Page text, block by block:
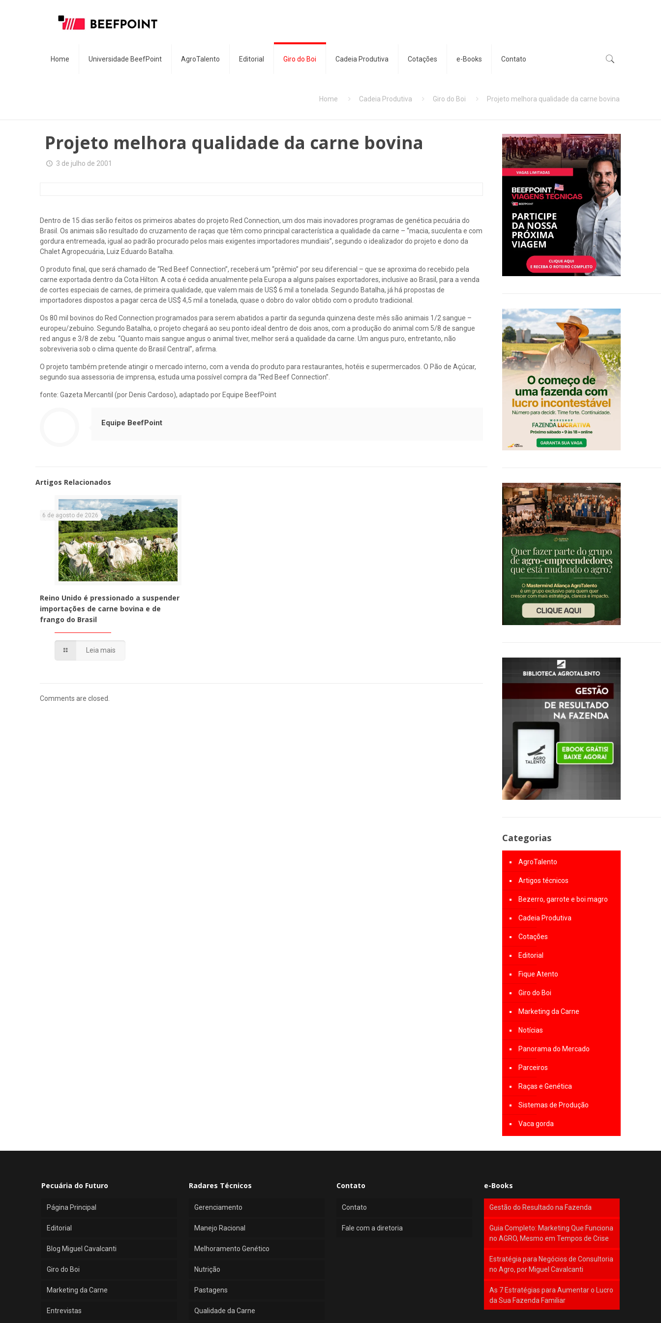
Home Universidade BeefPoint AgroTalento Editorial Giro do Boi Cadeia Produtiva Cotações e-Books Contato
Home Cadeia Produtiva Giro do Boi Projeto melhora qualidade da carne bovina
Projeto melhora qualidade da carne bovina
3 de julho de 2001
Dentro de 15 dias serão feitos os primeiros abates do projeto Red Connection, um dos mais inovadores programas de genética pecuária do
Brasil. Os animais são resultado do cruzamento de raças que têm como principal característica a qualidade da carne – “macia, suculenta e com
gordura entremeada, igual ao padrão procurado pelos mais exigentes importadores mundiais”, segundo o idealizador do projeto e dono da
Chalet Agropecuária, Luiz Eduardo Batalha.
O produto final, que será chamado de “Red Beef Connection”, receberá um “prêmio” por seu diferencial – que se aproxima do recebido pela
carne exportada dentro da Cota Hilton. A cota é cedida anualmente pela Europa a alguns países exportadores, inclusive ao Brasil, para a venda
de cortes especiais de carnes, de primeira qualidade, que valem mais de US$ 6 mil a tonelada. Segundo Batalha, já há propostas de
importadores dispostos a pagar cerca de US$ 4,5 mil a tonelada, quase o dobro do valor obtido com o produto tradicional.
Os 80 mil bovinos do Red Connection programados para serem abatidos a partir da segunda quinzena deste mês são animais 1/2 sangue –
europeu/zebuíno. Segundo Batalha, o projeto chegará ao seu ponto ideal dentro de dois anos, com a produção do animal com 5/8 de sangue
red angus e 3/8 de zebu. “Quanto mais sangue angus o animal tiver, melhor será a qualidade da carne. Um angus puro, entretanto, não
sobreviveria sob o clima quente do Brasil Central”, afirma.
O projeto também pretende atingir o mercado interno, com a venda do produto para restaurantes, hotéis e supermercados. O Pão de Açúcar,
segundo sua assessoria de imprensa, estuda uma possível compra da “Red Beef Connection”.
fonte: Gazeta Mercantil (por Denis Cardoso), adaptado por Equipe BeefPoint
Equipe BeefPoint
Artigos Relacionados
6 de agosto de 2026
Reino Unido é pressionado a suspender
importações de carne bovina e de
frango do Brasil
Leia mais
Comments are closed.
Categorias
AgroTalento
Artigos técnicos
Bezerro, garrote e boi magro
Cadeia Produtiva
Cotações
Editorial
Fique Atento
Giro do Boi
Marketing da Carne
Notícias
Panorama do Mercado
Parceiros
Raças e Genética
Sistemas de Produção
Vaca gorda
Pecuária do Futuro
Página Principal
Editorial
Blog Miguel Cavalcanti
Giro do Boi
Marketing da Carne
Entrevistas
Radares Técnicos
Gerenciamento
Manejo Racional
Melhoramento Genético
Nutrição
Pastagens
Qualidade da Carne
Contato
Contato
Fale com a diretoria
e-Books
Gestão do Resultado na Fazenda
Guia Completo: Marketing Que Funciona
no AGRO, Mesmo em Tempos de Crise
Estratégia para Negócios de Consultoria
no Agro, por Miguel Cavalcanti
As 7 Estratégias para Aumentar o Lucro
da Sua Fazenda Familiar